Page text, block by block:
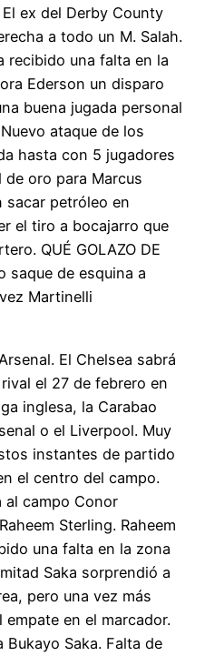
ex del Derby County
a todo un M. Salah.
recibido una falta en la
Ederson un disparo
buena jugada personal
ataque de los
hasta con 5 jugadores
oro para Marcus
sacar petróleo en
el tiro a bocajarro que
QUÉ GOLAZO DE
saque de esquina a
Martinelli
El Chelsea sabrá
el 27 de febrero en
inglesa, la Carabao
o el Liverpool. Muy
instantes de partido
el centro del campo.
al campo Conor
Sterling. Raheem
una falta en la zona
Saka sorprendió a
pero una vez más
en el marcador.
Bukayo Saka. Falta de